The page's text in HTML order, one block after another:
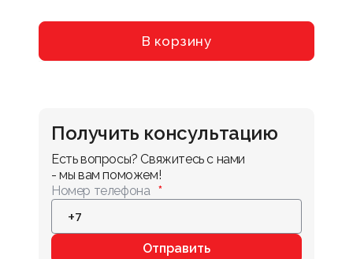
В корзину
Получить консультацию
Есть вопросы? Свяжитесь с нами
- мы вам поможем!
Номер телефона
Отправить